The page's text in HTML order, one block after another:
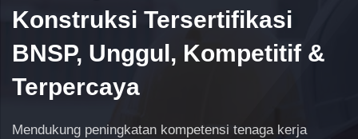
Konstruksi Tersertifikasi
BNSP, Unggul, Kompetitif &
Terpercaya
Mendukung peningkatan kompetensi tenaga kerja